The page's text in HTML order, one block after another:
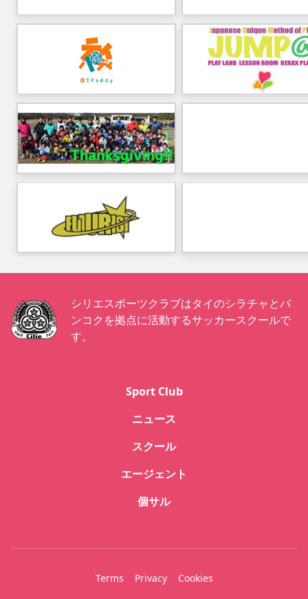
シリエスポーツクラブはタイのシラチャとバ
ンコクを拠点に活動するサッカースクールで
す。
Sport Club
ニュース
スクール
エージェント
個サル
Terms Privacy Cookies